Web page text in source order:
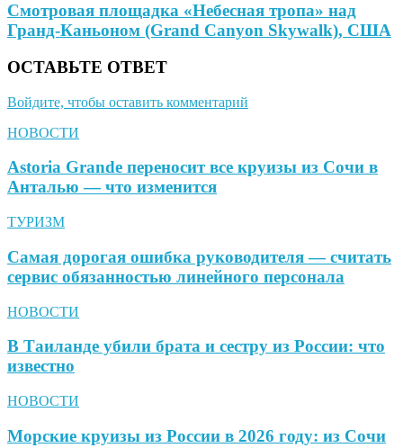
Смотровая площадка «Небесная тропа» над
Гранд-Каньоном (Grand Canyon Skywalk), США
ОСТАВЬТЕ ОТВЕТ
Войдите, чтобы оставить комментарий
НОВОСТИ
Astoria Grande переносит все круизы из Сочи в
Анталью — что изменится
ТУРИЗМ
Самая дорогая ошибка руководителя — считать
сервис обязанностью линейного персонала
НОВОСТИ
В Таиланде убили брата и сестру из России: что
известно
НОВОСТИ
Морские круизы из России в 2026 году: из Сочи